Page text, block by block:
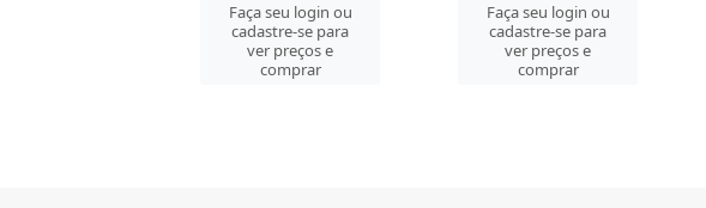
Faça seu login ou
cadastre-se para
ver preços e
comprar
Faça seu login ou
cadastre-se para
ver preços e
comprar